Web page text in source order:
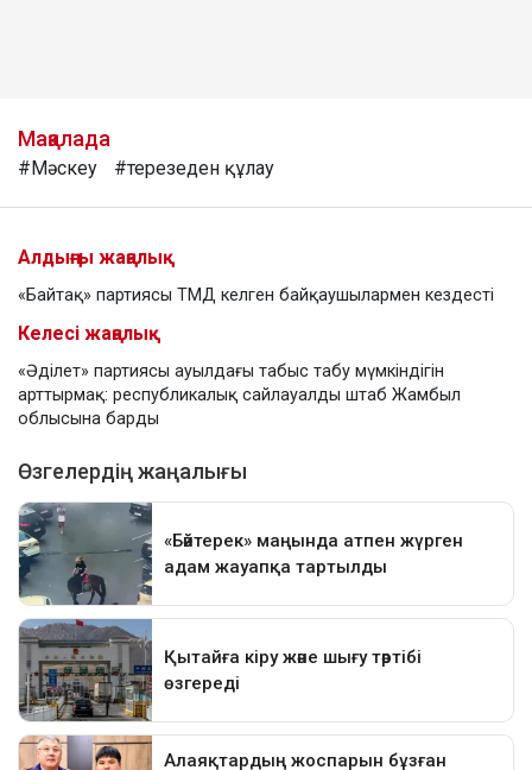
Мақалада
#Мәскеу #терезеден құлау
Алдыңғы жаңалық
«Байтақ» партиясы ТМД келген байқаушылармен кездесті
Келесі жаңалық
«Әділет» партиясы ауылдағы табыс табу мүмкіндігін
арттырмақ: республикалық сайлауалды штаб Жамбыл
облысына барды